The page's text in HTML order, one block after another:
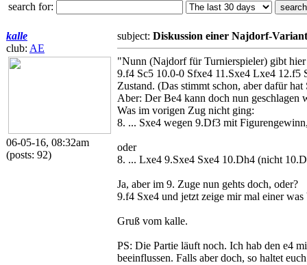
search for:
kalle
club: AE
06-05-16, 08:32am
(posts: 92)
subject: Diskussion einer Najdorf-
"Nunn (Najdorf für Turnierspieler) gibt
9.f4 Sc5 10.0-0 Sfxe4 11.Sxe4 Lxe4
Zustand. (Das stimmt schon, aber dafür
Aber: Der Be4 kann doch nun geschlagen
Was im vorigen Zug nicht ging:
8. ... Sxe4 wegen 9.Df3 mit
oder
8. ... Lxe4 9.Sxe4 Sxe4 10.Dh4 (nicht
Ja, aber im 9. Zuge nun gehts doch, oder?
9.f4 Sxe4 und jetzt zeige mir mal einer
Gruß vom kalle.
PS: Die Partie läuft noch. Ich hab den e4
beeinflussen. Falls aber doch, so haltet